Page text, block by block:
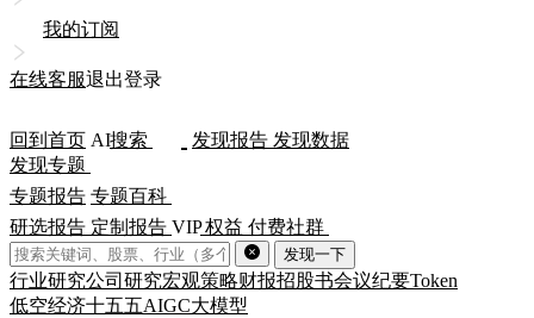
我的订阅
在线客服退出登录
回到首页 AI搜索 发现报告 发现数据
发现专题
专题报告 专题百科
研选报告 定制报告 VIP权益 付费社群
发现一下
行业研究公司研究宏观策略财报招股书会议纪要Token
低空经济十五五AIGC大模型